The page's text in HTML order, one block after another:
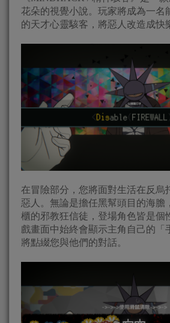
花朵的視覺小說。玩家將成為一名
的天才心靈駭客，將惡人改造成快
在冒險部分，您將面對生活在反烏
惡人。無論是擔任黑幫頭目的海膽
櫃的邪教狂信徒，登場角色皆是個
戲畫面中始終會顯示主角自己的「
將點綴您與他們的對話。